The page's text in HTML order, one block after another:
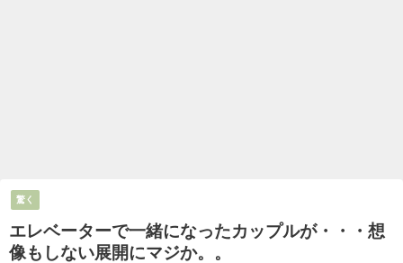
驚く
エレベーターで一緒になったカップルが・・・想
像もしない展開にマジか。。